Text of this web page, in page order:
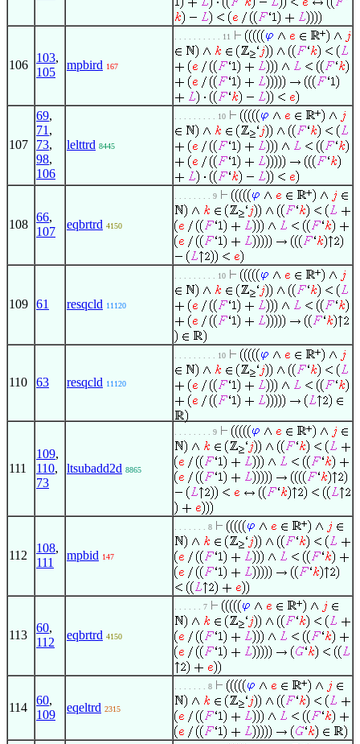
106
103,
105
mpbird 167
. . . . . . . . . . 11
107
69,
71 ,
73,
98,
106
lelttrd 8445
. . . . . . . . . 10
108
66,
107
eqbrtrd 4150
. . . . . . . . 9
109 61 resqcld 11120
. . . . . . . . . 10
110 63 resqcld 11120
. . . . . . . . . 10
111
109,
110,
73
ltsubadd2d 8865
. . . . . . . . 9
112
108,
111
mpbid 147
. . . . . . . 8
113
60,
112
eqbrtrd 4150
. . . . . . 7
114
60,
109
eqeltrd 2315
. . . . . . . 8